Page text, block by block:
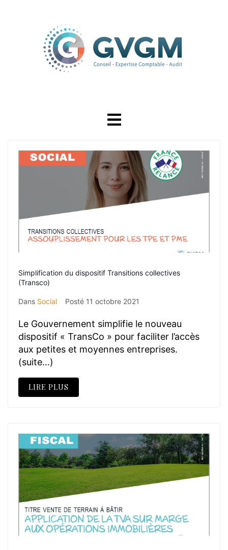
Simplification du dispositif Transitions collectives
(Transco)
Dans Social Posté 11 octobre 2021
Le Gouvernement simplifie le nouveau
dispositif « TransCo » pour faciliter l’accès
aux petites et moyennes entreprises.
(suite…)
LIRE PLUS